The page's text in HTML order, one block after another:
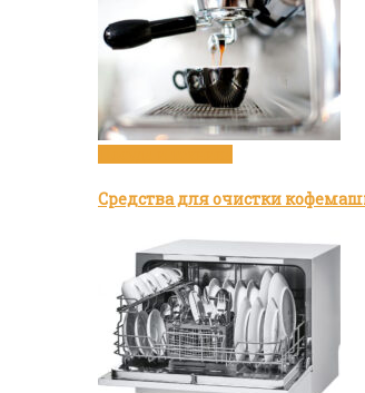
Средства для очистки